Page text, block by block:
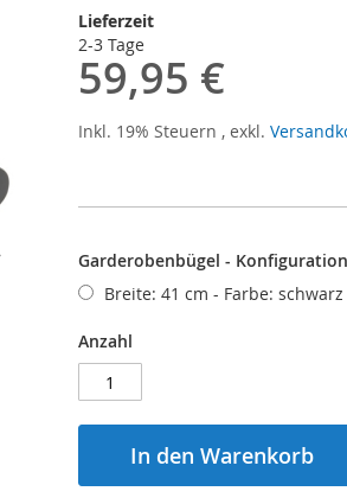
Lieferzeit
2-3 Tage
59,95 €
Inkl. 19% Steuern , exkl.
Garderobenbügel - Konfiguration
Breite: 41 cm - Farbe:
Anzahl
In den Warenkorb